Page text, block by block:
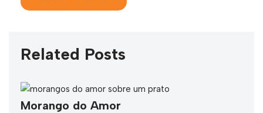
Related Posts
Morango do Amor